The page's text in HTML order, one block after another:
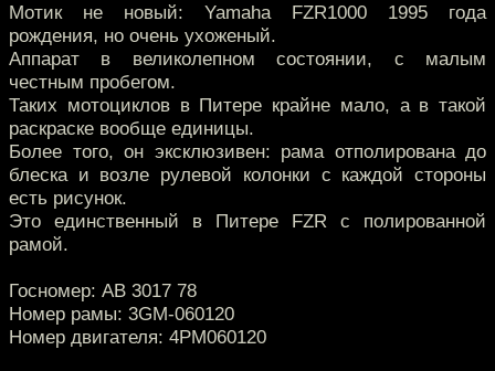
Мотик не новый: Yamaha FZR1000 1995 года
рождения, но очень ухоженый.
Аппарат в великолепном состоянии, с малым
честным пробегом.
Таких мотоциклов в Питере крайне мало, а в такой
раскраске вообще единицы.
Более того, он эксклюзивен: рама отполирована до
блеска и возле рулевой колонки с каждой стороны
есть рисунок.
Это единственный в Питере FZR с полированной
рамой.
Госномер: АВ 3017 78
Номер рамы: 3GM-060120
Номер двигателя: 4PM060120